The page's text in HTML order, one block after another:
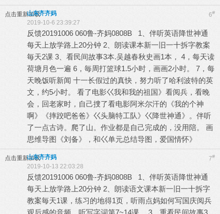
点击重新加载 6#
山东齐齐妈
2019-10-6 23:39:27
反馈20191006 060鲁-齐妈0808B 1、伴听英语降世神通
每天上放学路上20分钟 2、朗读课本新一旧一十拆字教案
毎天2课 3、看民间故事3本.吴越春秋史画1本， 4，每天读
荷塘月色一遍 6，毎周打篮球1.5小时，画画2小时。 7，每
天晚饭听新闻 十一长假过的真快，努力听了哈利波特的英
文，约5小时。 看了电影巜我和我的祖国》看阅兵，看晚
会，回老家时，自己捜了看电影阿米尔汗的《我的个神
啊》《摔跤吧爸爸》巜头脑特工队》巜降世神通》。伴听
了一点古诗。爬了山。作业都是自己完成的，没用陪。 画
思维导图《刘备》，和巜单元总结导图，爱国情怀》
点击重新加载 7#
山东齐齐妈
2019-10-13 22:03:28
反馈20191006 060鲁-齐妈0808B 1、伴听英语降世神通
每天上放学路上20分钟 2、朗读语文课本新一旧一十拆字
教案毎天1课，练习的地得1页，听雨点妈如何写国庆阅兵
观后感的音频。听写字词第7~14课。 3、重看民间故事3